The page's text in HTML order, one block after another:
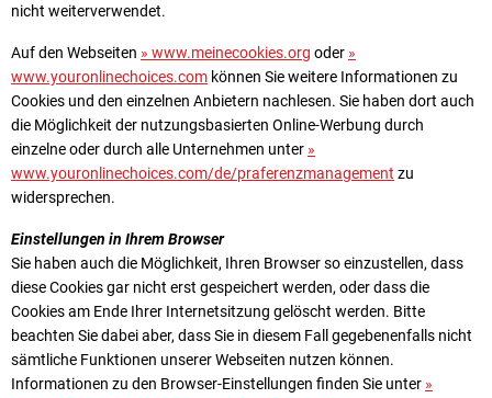
nicht weiterverwendet.
Auf den Webseiten » www.meinecookies.org oder »
www.youronlinechoices.com können Sie weitere Informationen zu
Cookies und den einzelnen Anbietern nachlesen. Sie haben dort auch
die Möglichkeit der nutzungsbasierten Online-Werbung durch
einzelne oder durch alle Unternehmen unter »
www.youronlinechoices.com/de/praferenzmanagement zu
widersprechen.
Einstellungen in Ihrem Browser
Sie haben auch die Möglichkeit, Ihren Browser so einzustellen, dass
diese Cookies gar nicht erst gespeichert werden, oder dass die
Cookies am Ende Ihrer Internetsitzung gelöscht werden. Bitte
beachten Sie dabei aber, dass Sie in diesem Fall gegebenenfalls nicht
sämtliche Funktionen unserer Webseiten nutzen können.
Informationen zu den Browser-Einstellungen finden Sie unter »